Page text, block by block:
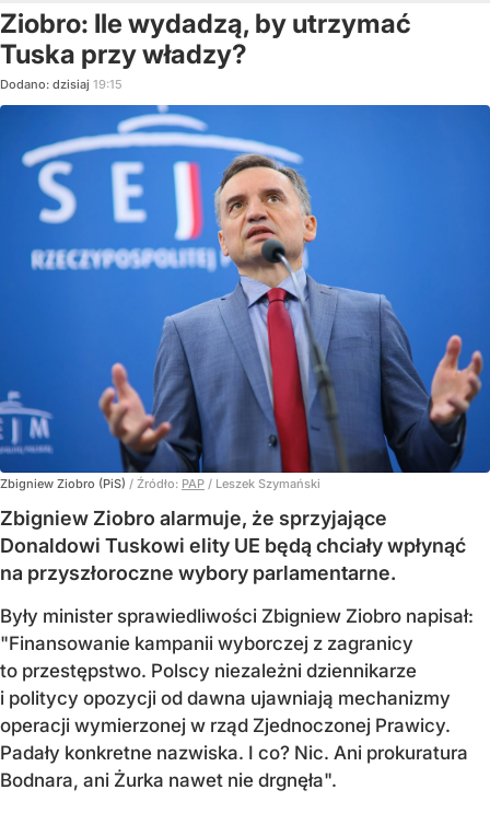
Ziobro: Ile wydadzą, by utrzymać
Tuska przy władzy?
Dodano: dzisiaj 19:15
Zbigniew Ziobro (PiS) / Źródło: PAP / Leszek Szymański
Zbigniew Ziobro alarmuje, że sprzyjające
Donaldowi Tuskowi elity UE będą chciały wpłynąć
na przyszłoroczne wybory parlamentarne.
Były minister sprawiedliwości Zbigniew Ziobro napisał:
"Finansowanie kampanii wyborczej z zagranicy
to przestępstwo. Polscy niezależni dziennikarze
i politycy opozycji od dawna ujawniają mechanizmy
operacji wymierzonej w rząd Zjednoczonej Prawicy.
Padały konkretne nazwiska. I co? Nic. Ani prokuratura
Bodnara, ani Żurka nawet nie drgnęła".